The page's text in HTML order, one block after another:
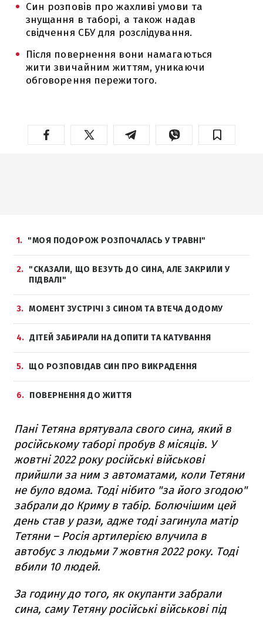
Син розповів про жахливі умови та
знущання в таборі, а також надав
свідчення СБУ для розслідування.
Після повернення вони намагаються
жити звичайним життям, уникаючи
обговорення пережитого.
1 "МОЯ ПОДОРОЖ РОЗПОЧАЛАСЬ У ТРАВНІ"
2
"СКАЗАЛИ, ЩО ВЕЗУТЬ ДО СИНА, АЛЕ ЗАКРИЛИ У
ПІДВАЛІ"
3 МОМЕНТ ЗУСТРІЧІ З СИНОМ ТА ВТЕЧА ДОДОМУ
4 ДІТЕЙ ЗАБИРАЛИ НА ДОПИТИ ТА КАТУВАННЯ
5 ЩО РОЗПОВІДАВ СИН ПРО ВИКРАДЕННЯ
6 ПОВЕРНЕННЯ ДО ЖИТТЯ
Пані Тетяна врятувала свого сина, який в
російському таборі пробув 8 місяців. У
жовтні 2022 року російські військові
прийшли за ним з автоматами, коли Тетяни
не було вдома. Тоді нібито "за його згодою"
забрали до Криму в табір. Болючішим цей
день став у рази, адже тоді загинула матір
Тетяни – Росія артилерією влучила в
автобус з людьми 7 жовтня 2022 року. Тоді
вбили 10 людей.
За годину до того, як окупанти забрали
сина, саму Тетяну російські військові під